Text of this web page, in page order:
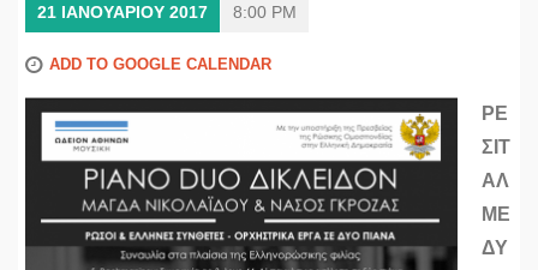
21 ΙΑΝΟΥΑΡΙΟΥ 2017 8:00 PM
ADD TO GOOGLE CALENDAR
ΡΕ
ΣΙΤ
ΑΛ
ΜΕ
ΔΥ